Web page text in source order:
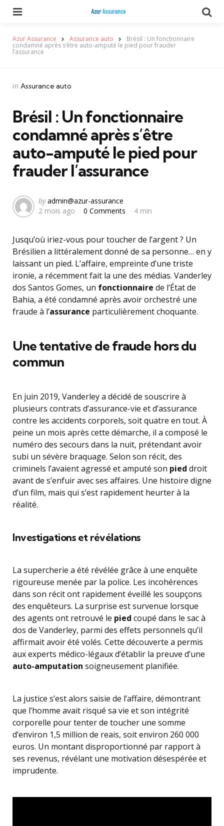
Azur Assurance Assurance auto Brésil : Un fonctionnaire
condamné après s’être auto-amputé le pied pour frauder
l’assurance
Categories
Posted
in Assurance auto
Brésil : Un fonctionnaire
condamné après s’être
auto-amputé le pied pour
frauder l’assurance
Posted
by
by admin@azur-assurance
2 mois ago
0 Comments 4 min
Jusqu’où iriez-vous pour toucher de l’argent ? Un
Brésilien a littéralement donné de sa personne… en y
laissant un pied. L’affaire, empreinte d’une triste
ironie, a récemment fait la une des médias. Vanderley
dos Santos Gomes, un fonctionnaire de l’État de
Bahia, a été condamné après avoir orchestré une
fraude à l’assurance particulièrement choquante.
Une tentative de fraude hors du
commun
En juin 2019, Vanderley a décidé de souscrire à
plusieurs contrats d’assurance-vie et d’assurance
contre les accidents corporels, soit quatre en tout. À
peine un mois après cette démarche, il a composé le
numéro des secours dans la nuit, prétendant avoir
subi un sévère braquage. Selon son récit, des
criminels l’avaient agressé et amputé son pied droit
avant de s’enfuir avec ses affaires. Une histoire digne
d’un film, mais qui s’est rapidement heurter à la
réalité.
Investigations et révélations
La supercherie a été révélée grâce à une enquête
rigoureuse menée par la police. Les incohérences
dans son récit ont rapidement éveillé les soupçons
des enquêteurs. La surprise est survenue lorsque
des agents ont retrouvé le pied coupé dans le sac à
dos de Vanderley, parmi des effets personnels qu’il
affirmait avoir été volés. Cette découverte a permis
aux experts médico-légaux d’établir la preuve d’une
auto-amputation soigneusement planifiée.
La justice s’est alors saisie de l’affaire, démontrant
que l’homme avait risqué sa vie et son intégrité
corporelle pour tenter de toucher une somme
d’environ 1,5 million de reais, soit environ 260 000
euros. Un montant disproportionné par rapport à
ses revenus, révélant une motivation désespérée et
imprudente.